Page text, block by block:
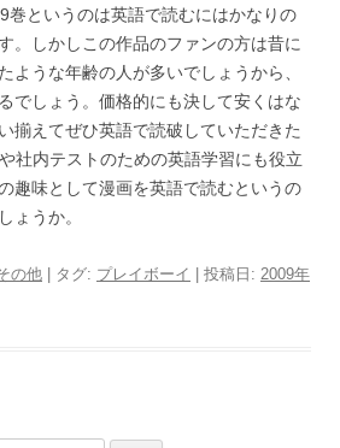
巻というのは英語で読むにはかなりの
。しかしこの作品のファンの方は昔に
ような年齢の人が多いでしょうから、
でしょう。価格的にも決して安くはな
揃えてぜひ英語で読破していただきた
社内テストのための英語学習にも役立
趣味として漫画を英語で読むというの
ょうか。
の他 | タグ: プレイボーイ | 投稿日: 2009年